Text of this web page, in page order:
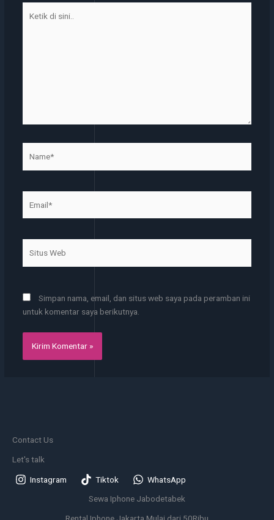
Web
Simpan nama, email, dan situs web saya pada peramban ini
untuk komentar saya berikutnya.
Contact Us
Let's talk
Instagram Tiktok
WhatsApp
Sewa Iphone Jabodetabek